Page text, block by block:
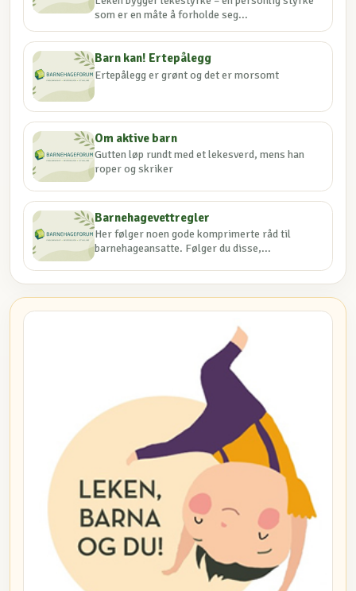
som er en måte å forholde seg...
Barn kan! Ertepålegg
Ertepålegg er grønt og det er morsomt
Om aktive barn
Gutten løp rundt med et lekesverd, mens han
roper og skriker
Barnehagevettregler
Her følger noen gode komprimerte råd til
barnehageansatte. Følger du disse,...